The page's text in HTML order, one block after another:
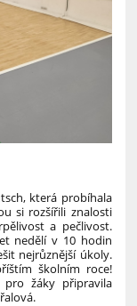
která probíhala
si rozšířili znalosti
a pečlivost.
nedělí v 10 hodin
nejrůznější úkoly.
školním roce!
žáky připravila